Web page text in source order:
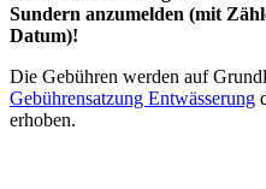
Sundern anzumelden (mit
Datum)!
Die Gebühren werden auf
Gebührensatzung Entwässerung
erhoben.